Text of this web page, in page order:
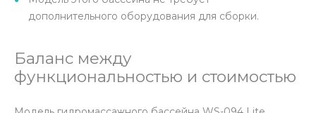
дополнительного оборудования для сборки.
Баланс между
функциональностью и стоимостью